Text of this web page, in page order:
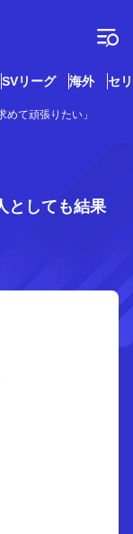
SVリーグ 海外 セ
て頑張りたい」
としても結果